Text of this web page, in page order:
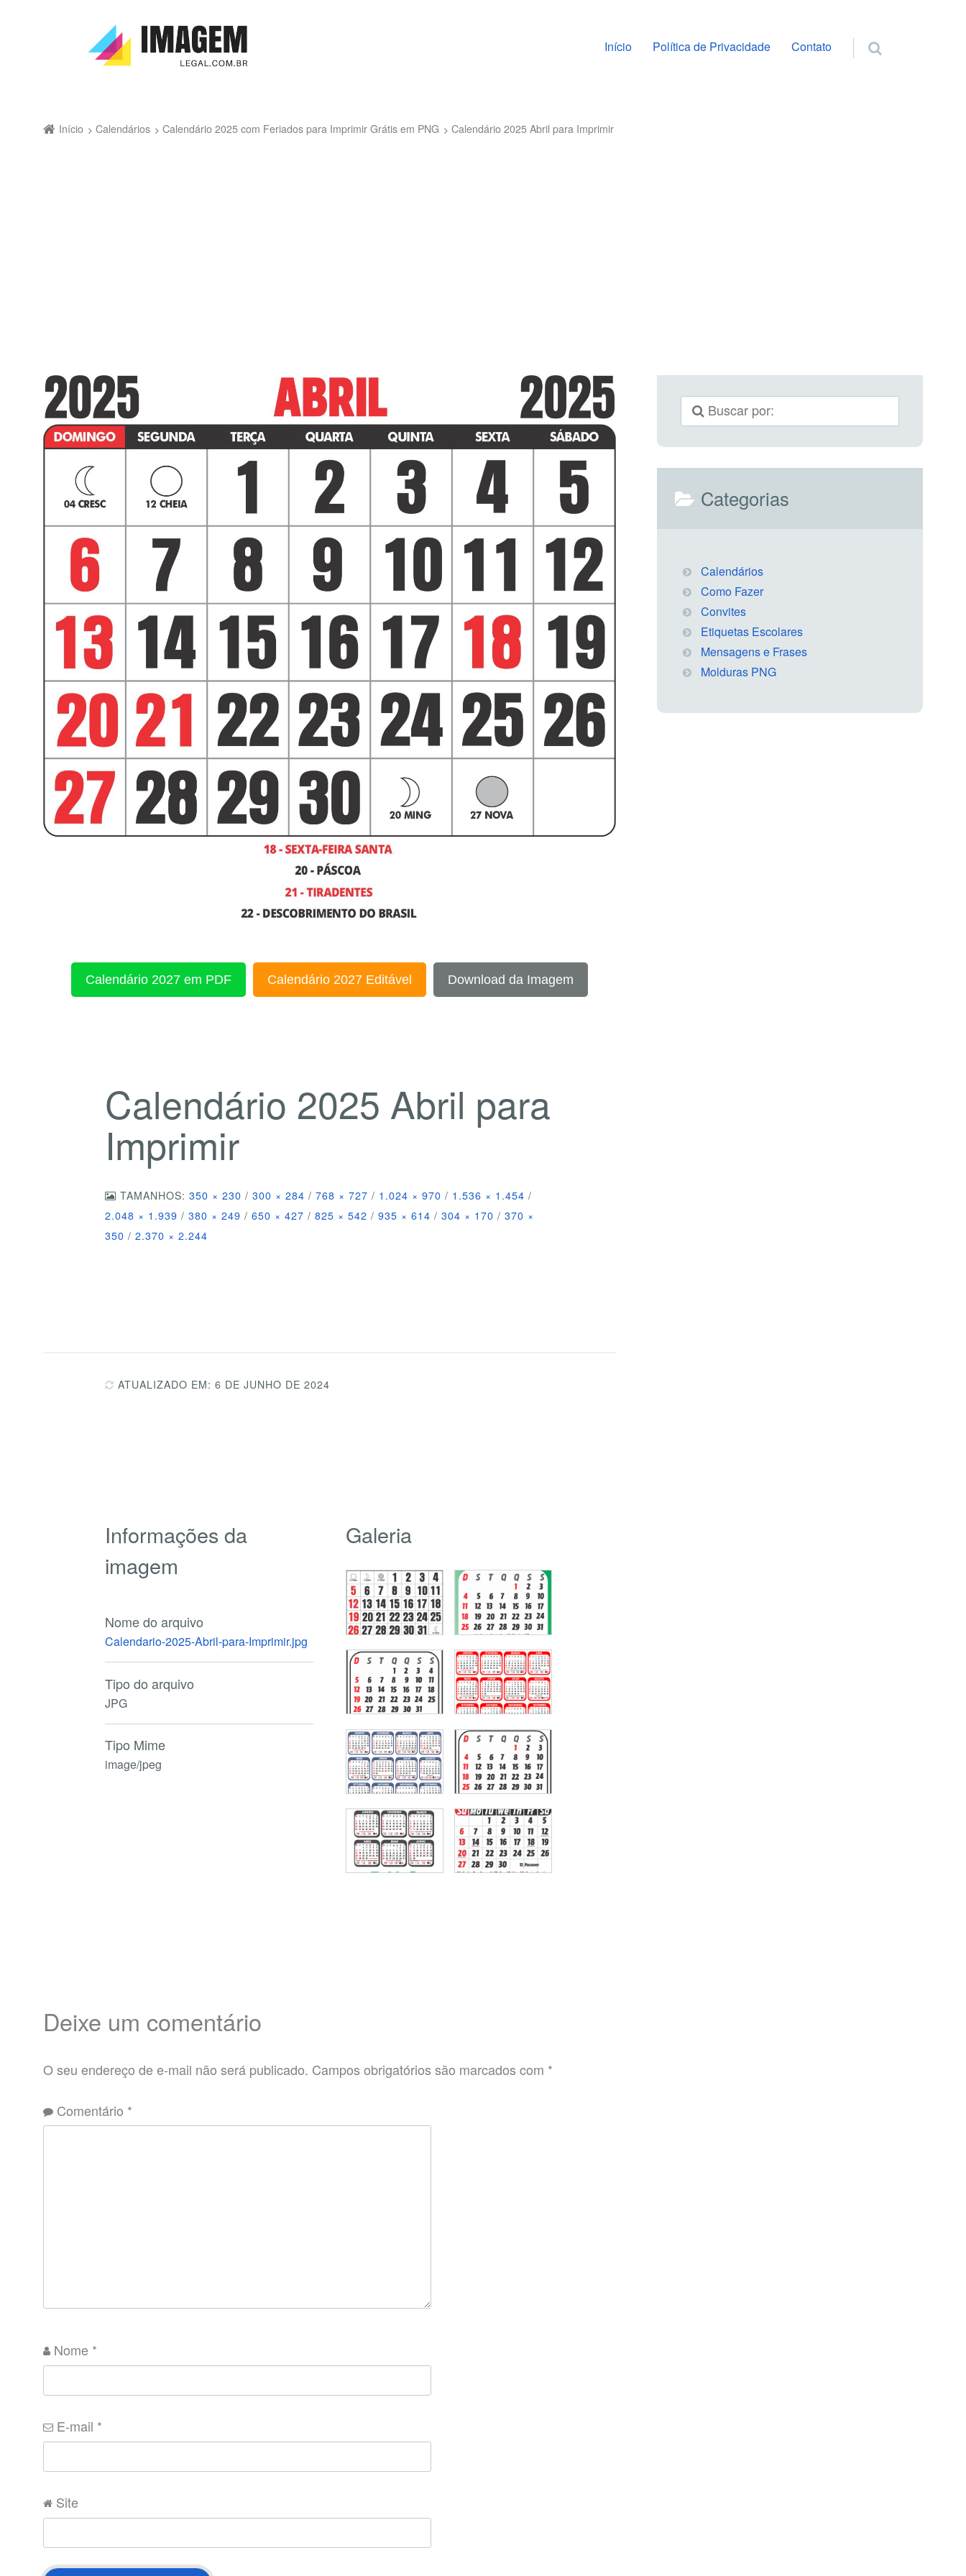
Pular para o conteúdo
Início Política de Privacidade Contato
Início Calendários Calendário 2025 com Feriados para Imprimir Grátis em PNG Calendário 2025 Abril para Imprimir
Calendário 2027 em PDF Calendário 2027 Editável Download da Imagem
Calendário 2025 Abril para
Imprimir
TAMANHOS:350 × 230 / 300 × 284 / 768 × 727 / 1.024 × 970 / 1.536 × 1.454 /
2.048 × 1.939 / 380 × 249 / 650 × 427 / 825 × 542 / 935 × 614 / 304 × 170 / 370 ×
350 / 2.370 × 2.244
ATUALIZADO EM: 6 DE JUNHO DE 2024
Informações da
imagem
Nome do arquivo
Calendario-2025-Abril-para-Imprimir.jpg
Tipo do arquivo
JPG
Tipo Mime
image/jpeg
Galeria
Deixe um comentário
O seu endereço de e-mail não será publicado. Campos obrigatórios são marcados com *
Comentário *
Nome *
E-mail *
Site
Categorias
Calendários
Como Fazer
Convites
Etiquetas Escolares
Mensagens e Frases
Molduras PNG